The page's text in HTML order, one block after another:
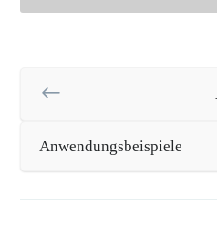
Anwendungsbeispiele